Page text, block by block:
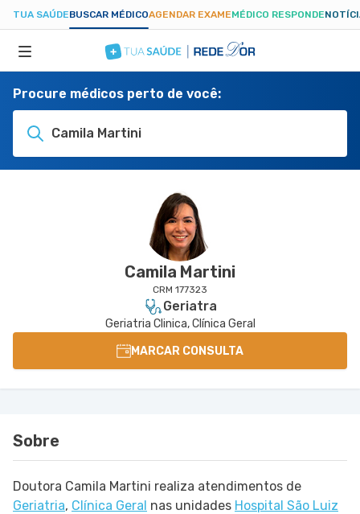
TUA SAÚDEBUSCAR MÉDICOAGENDAR EXAMEMÉDICO RESPONDE
ESPECIALIDADES
Procure médicos perto de você:
Camila Martini
Camila Martini
CRM 177323
Geriatra
Geriatria Clinica, Clínica Geral
MARCAR CONSULTA
Sobre
Doutora Camila Martini realiza atendimentos de
Geriatria, Clínica Geral nas unidades Hospital São Luiz